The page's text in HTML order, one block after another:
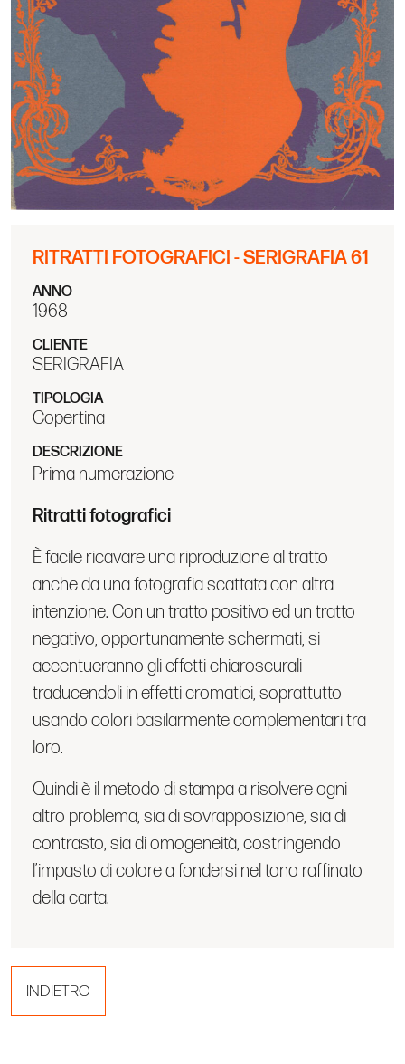
RITRATTI FOTOGRAFICI - SERIGRAFIA 61
ANNO
1968
CLIENTE
SERIGRAFIA
TIPOLOGIA
Copertina
DESCRIZIONE
Prima numerazione
Ritratti fotografici
È facile ricavare una riproduzione al tratto
anche da una fotografia scattata con altra
intenzione. Con un tratto positivo ed un tratto
negativo, opportunamente schermati, si
accentueranno gli effetti chiaroscurali
traducendoli in effetti cromatici, soprattutto
usando colori basilarmente complementari tra
loro.
Quindi è il metodo di stampa a risolvere ogni
altro problema, sia di sovrapposizione, sia di
contrasto, sia di omogeneità, costringendo
l’impasto di colore a fondersi nel tono raffinato
della carta.
INDIETRO